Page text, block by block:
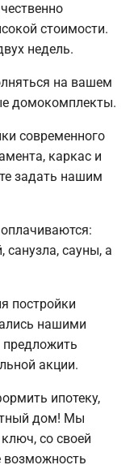
стоимости.
недель.
на вашем
домокомплекты.
современного
каркас и
задать нашим
санузла, сауны, а
постройки
нашими
акции.
ипотеку,
дом! Мы
со своей